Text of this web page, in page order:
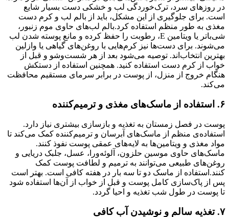
در روزهای سرد، ترک‌خوردگی لب و خشکی دست بسیار شایع
است. برای جلوگیری از این مشکل، باید از بالم لب و کرم دست
مغذی به طور منظم استفاده کرد.بالم لب‌های حاوی موم زنبور،
شی‌باتر یا ویتامین E، رطوبت را حفظ کرده و مانع پوسته شدن لب
می‌شوند. برای دست‌ها نیز کرم‌هایی با روغن‌های گیاهی یا وازلین
بهترین انتخاب‌اند. توصیه می‌شود بعد از هر شست‌وشو و قبل از
خواب از کرم دست استفاده کنید. همچنین استفاده از دستکش
هنگام خروج از منزل، از پوست در برابر سرمای مستقیم محافظت
می‌کند.
۶. استفاده از ماسک‌های مغذی و ترمیم‌کننده
پوست در فصل زمستان به تغذیه و بازسازی بیشتری نیاز دارد.
استفاده‌ی منظم از ماسک‌های آبرسان و ترمیم‌کننده کمک می‌کند تا
مواد مغذی و ویتامین‌ها به لایه‌های عمقی پوست نفوذ کنند.
ماسک‌های حاوی موسین حلزون، آلوئه‌ورا، عسل، جلبک دریایی و
روغن‌های طبیعی می‌توانند به ترمیم و لطافت پوست کمک
کنند.استفاده از ماسک دو تا سه بار در هفته کافی است. بهتر است
پس از پاک‌سازی کامل پوست و قبل از خواب از آن‌ها استفاده شود
تا پوست در طول شب تغذیه و احیا گردد.
۷. تغذیه سالم و نوشیدن آب کافی